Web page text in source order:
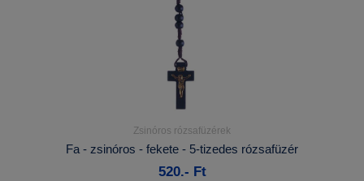
Kosárba
Zsinóros rózsafüzérek
Fa - zsinóros - fekete - 5-tizedes rózsafüzér
520.- Ft